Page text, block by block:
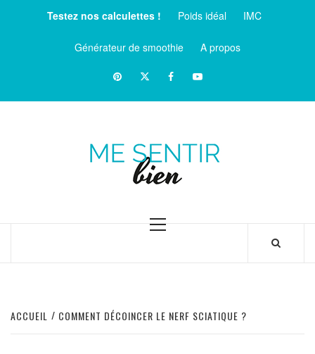
Testez nos calculettes ! Poids idéal IMC
Générateur de smoothie
A propos
PinterestTwitterfacebookYoutube
Menu
ACCUEIL COMMENT DÉCOINCER LE NERF SCIATIQUE ?